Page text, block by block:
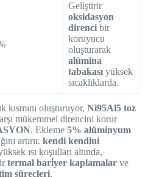
Geliştirir
oksidasyon
direncibir
koruyucu
oluşturarak
alümina
tabakasıyüksek
sıcaklıklarda.
kısmını oluşturuyor, Ni95Al5 toz
mükemmel direncini korur
. Ekleme 5% alüminyum
artırır. kendi kendini
ısı koşulları altında,
termal bari̇yer kaplamalarve
süreçleri.